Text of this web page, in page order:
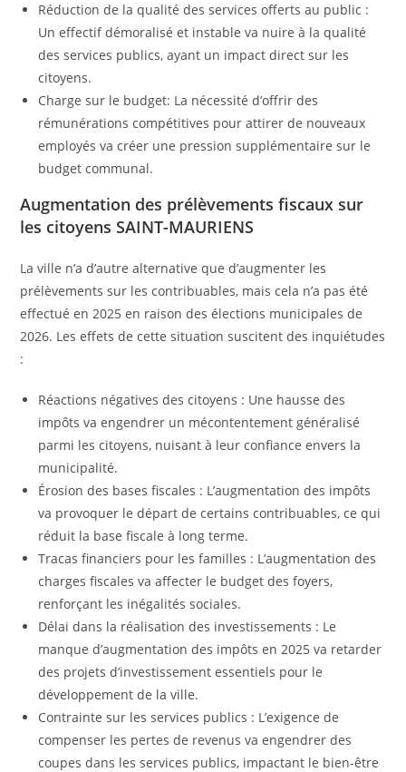
Réduction de la qualité des services offerts au public :
Un effectif démoralisé et instable va nuire à la qualité
des services publics, ayant un impact direct sur les
citoyens.
Charge sur le budget: La nécessité d’offrir des
rémunérations compétitives pour attirer de nouveaux
employés va créer une pression supplémentaire sur le
budget communal.
Augmentation des prélèvements fiscaux sur
les citoyens SAINT-MAURIENS
La ville n’a d’autre alternative que d’augmenter les
prélèvements sur les contribuables, mais cela n’a pas été
effectué en 2025 en raison des élections municipales de
2026. Les effets de cette situation suscitent des inquiétudes
:
Réactions négatives des citoyens : Une hausse des
impôts va engendrer un mécontentement généralisé
parmi les citoyens, nuisant à leur confiance envers la
municipalité.
Érosion des bases fiscales : L’augmentation des impôts
va provoquer le départ de certains contribuables, ce qui
réduit la base fiscale à long terme.
Tracas financiers pour les familles : L’augmentation des
charges fiscales va affecter le budget des foyers,
renforçant les inégalités sociales.
Délai dans la réalisation des investissements : Le
manque d’augmentation des impôts en 2025 va retarder
des projets d’investissement essentiels pour le
développement de la ville.
Contrainte sur les services publics : L’exigence de
compenser les pertes de revenus va engendrer des
coupes dans les services publics, impactant le bien-être